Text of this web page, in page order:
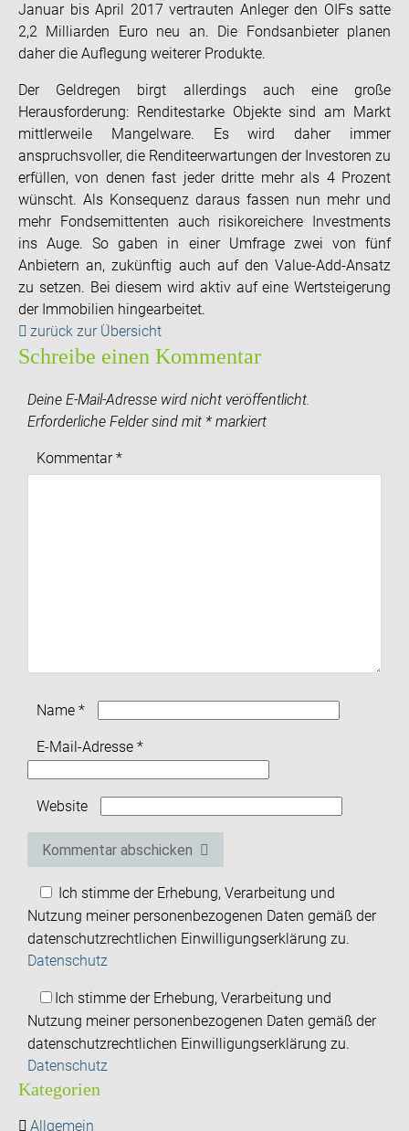
Januar bis April 2017 vertrauten Anleger den OIFs satte
2,2 Milliarden Euro neu an. Die Fondsanbieter planen
daher die Auflegung weiterer Produkte.
Der Geldregen birgt allerdings auch eine große
Herausforderung: Renditestarke Objekte sind am Markt
mittlerweile Mangelware. Es wird daher immer
anspruchsvoller, die Renditeerwartungen der Investoren zu
erfüllen, von denen fast jeder dritte mehr als 4 Prozent
wünscht. Als Konsequenz daraus fassen nun mehr und
mehr Fondsemittenten auch risikoreichere Investments
ins Auge. So gaben in einer Umfrage zwei von fünf
Anbietern an, zukünftig auch auf den Value-Add-Ansatz
zu setzen. Bei diesem wird aktiv auf eine Wertsteigerung
der Immobilien hingearbeitet.
zurück zur Übersicht
Schreibe einen Kommentar
Deine E-Mail-Adresse wird nicht veröffentlicht.
Erforderliche Felder sind mit * markiert
Kommentar*
Name *
E-Mail-Adresse *
Website
Kommentar abschicken
Ich stimme der Erhebung, Verarbeitung und
Nutzung meiner personenbezogenen Daten gemäß der
datenschutzrechtlichen Einwilligungserklärung zu.
Datenschutz
Ich stimme der Erhebung, Verarbeitung und
Nutzung meiner personenbezogenen Daten gemäß der
datenschutzrechtlichen Einwilligungserklärung zu.
Datenschutz
Kategorien
Allgemein